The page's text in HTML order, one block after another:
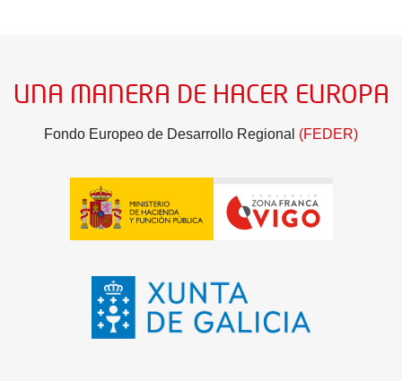
UNA MANERA DE HACER EUROPA
Fondo Europeo de Desarrollo Regional (FEDER)